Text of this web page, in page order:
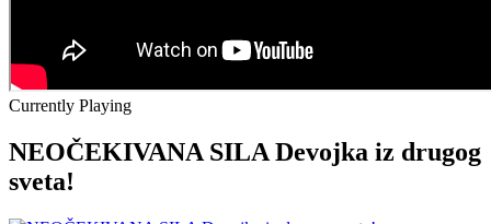
Currently Playing
NEOČEKIVANA SILA Devojka iz drugog
sveta!